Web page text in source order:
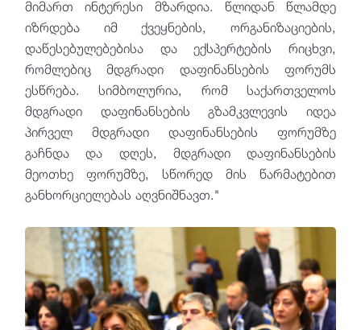
მიმართ ინტერესი მზარდია. წლიდან წლამდე
იზრდება იმ ქვეყნების, ორგანიზაციების,
დაწესებულებებისა და ექსპერტების რიცხვი,
რომლებიც მდგრადი დაფინანსების ფორუმს
ესწრება. სიმბოლურია, რომ საქართველოს
მდგრადი დაფინანსების გზამკვლევის იდეა
პირველ მდგრადი დაფინანსების ფორუმზე
გაჩნდა და დღეს, მდგრადი დაფინანსების
მეოთხე ფორუმზე, სწორედ მის წარმატებით
განხორციელებას აღვნიშნავთ."